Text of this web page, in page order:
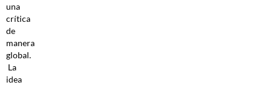
una
crítica
de
manera
global.
La
idea